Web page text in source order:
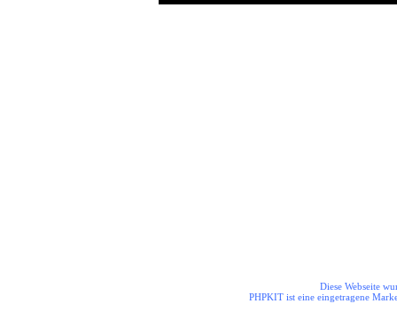
Diese Webseite
PHPKIT ist eine eingetragene